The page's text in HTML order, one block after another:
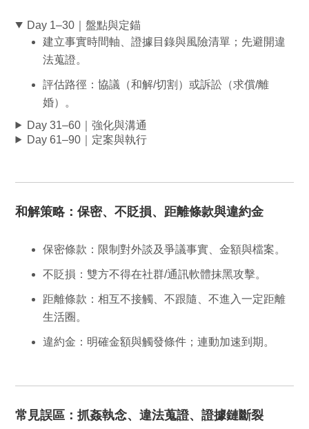
Day 1–30｜盤點與定錨
建立事實時間軸、證據目錄與風險清單；先避開違
法蒐證。
評估路徑：協議（和解/切割）或訴訟（求償/離
婚）。
Day 31–60｜強化與溝通
Day 61–90｜定案與執行
和解策略：保密、不貶損、距離條款與違約金
保密條款 ：限制對外談及爭議事實、金額與檔案。
不貶損 ：雙方不得在社群/通訊軟體抹黑攻擊。
距離條款 ：相互不接觸、不跟隨、不進入一定距離
生活圈。
違約金 ：明確金額與觸發條件；連動加速到期。
常見誤區：抓姦執念、違法蒐證、證據鏈斷裂